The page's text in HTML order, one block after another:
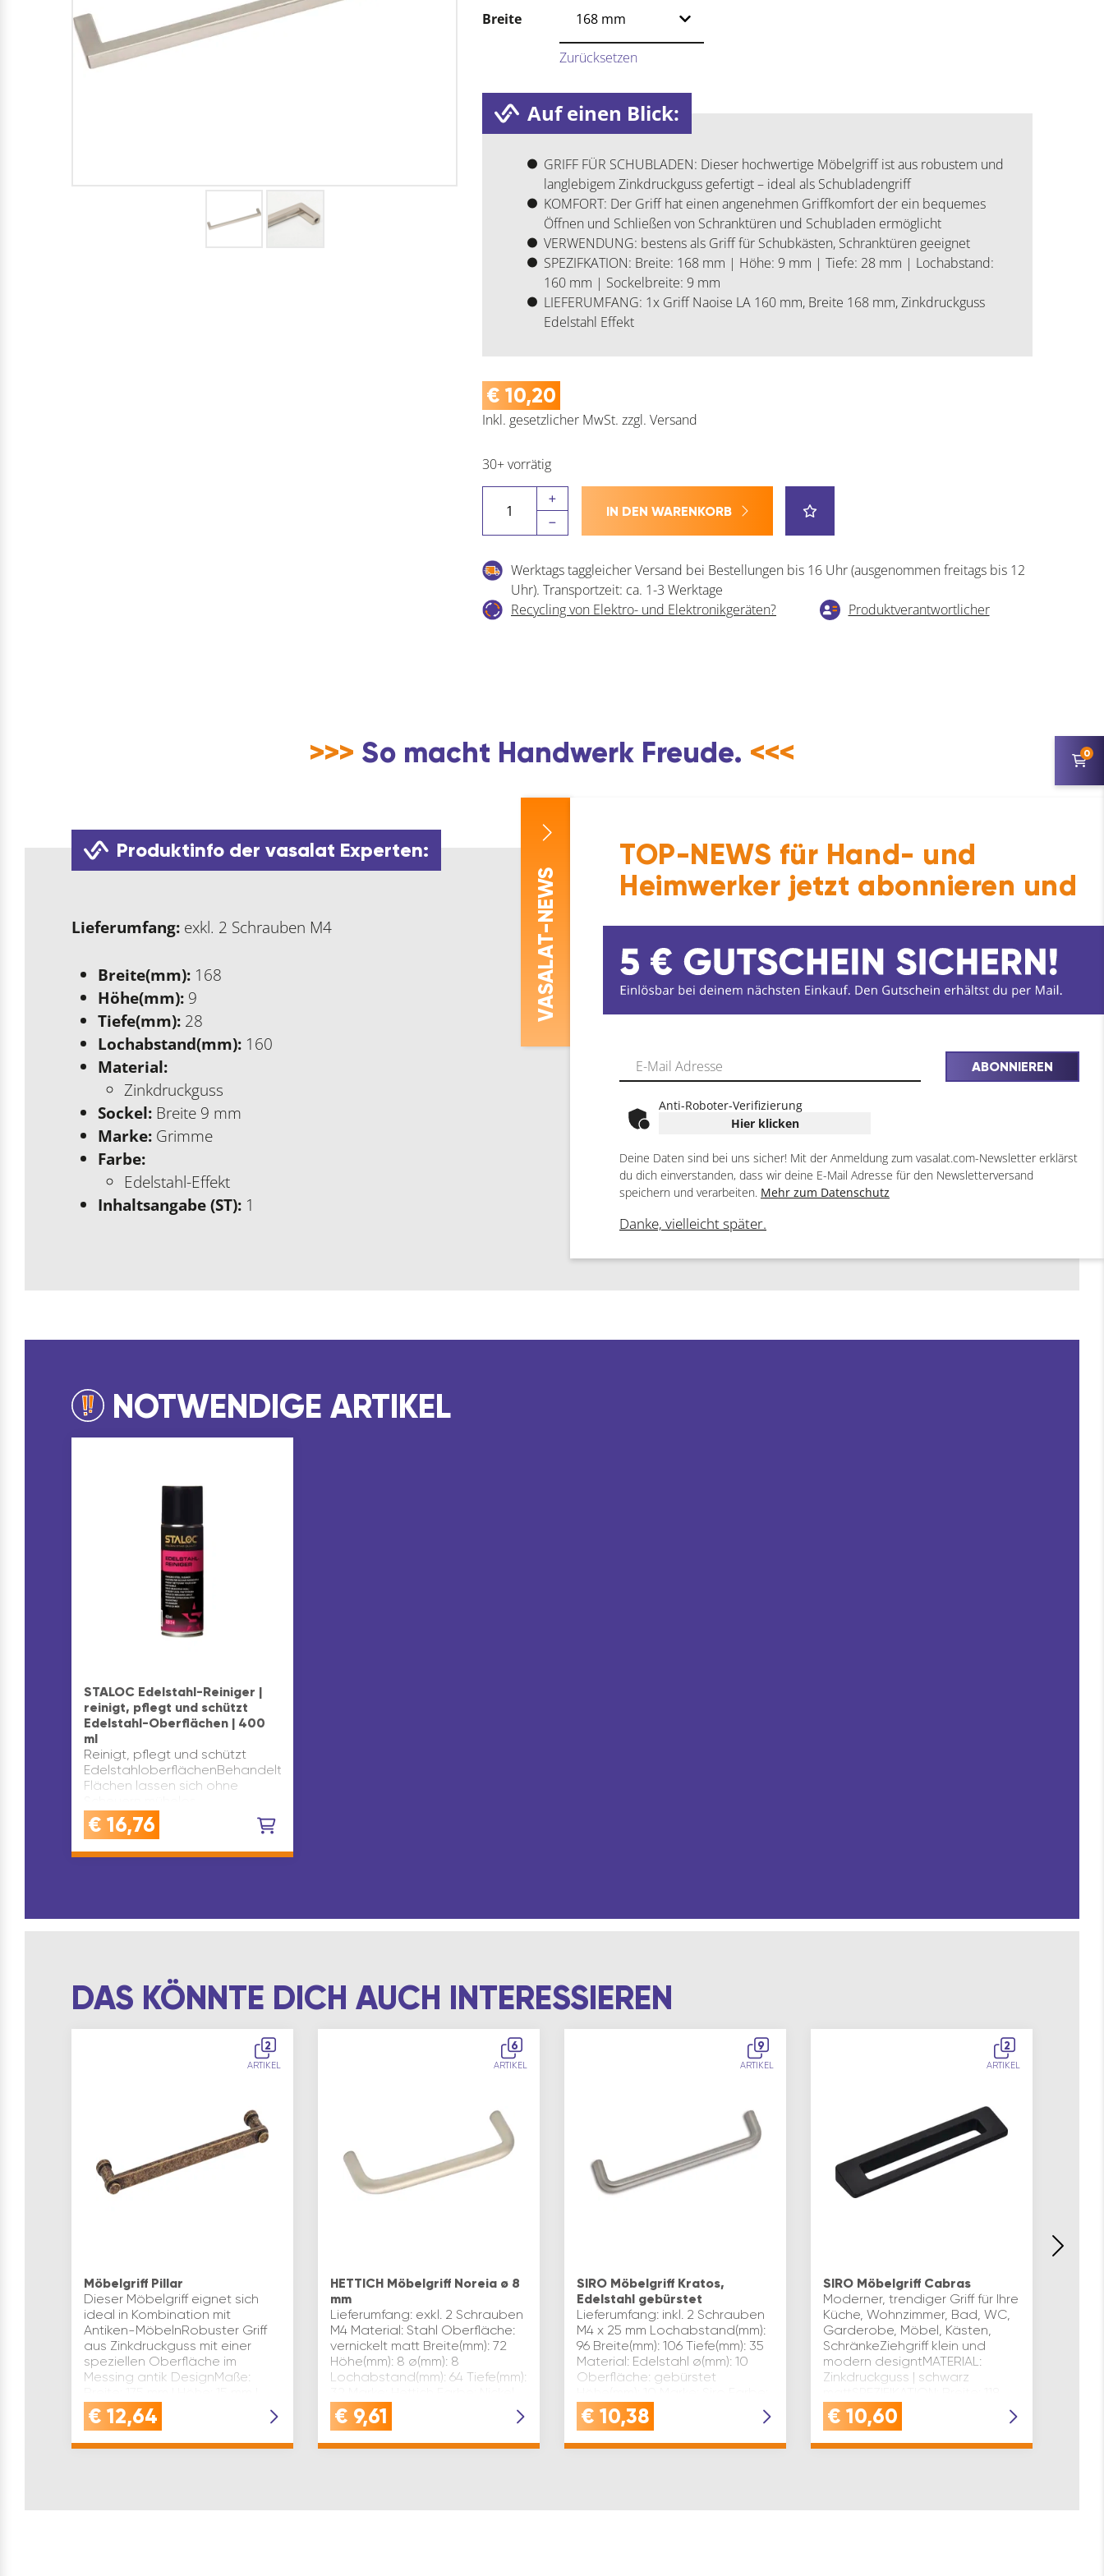
Breite
Zurücksetzen
Auf einen Blick:
GRIFF FÜR SCHUBLADEN: Dieser hochwertige Möbelgriff ist aus robustem und
langlebigem Zinkdruckguss gefertigt – ideal als Schubladengriff
KOMFORT: Der Griff hat einen angenehmen Griffkomfort der ein bequemes
Öffnen und Schließen von Schranktüren und Schubladen ermöglicht
VERWENDUNG: bestens als Griff für Schubkästen, Schranktüren geeignet
SPEZIFKATION: Breite: 168 mm | Höhe: 9 mm | Tiefe: 28 mm | Lochabstand:
160 mm | Sockelbreite: 9 mm
LIEFERUMFANG: 1x Griff Naoise LA 160 mm, Breite 168 mm, Zinkdruckguss
Edelstahl Effekt
€ 10,20
Inkl. gesetzlicher MwSt. zzgl. Versand
30+ vorrätig
Naoise
Menge
IN DEN WARENKORB
Werktags taggleicher Versand bei Bestellungen bis 16 Uhr (ausgenommen freitags bis 12
Uhr). Transportzeit: ca. 1-3 Werktage
Recycling von Elektro- und Elektronikgeräten?
Produktverantwortlicher
>>> So macht Handwerk Freude. <<<
Produktinfo der vasalat Experten:
Lieferumfang: exkl. 2 Schrauben M4
Breite(mm): 168
Höhe(mm): 9
Tiefe(mm): 28
Lochabstand(mm): 160
Material:
Zinkdruckguss
Sockel: Breite 9 mm
Marke: Grimme
Farbe:
Edelstahl-Effekt
Inhaltsangabe (ST): 1
NOTWENDIGE ARTIKEL
STALOC Edelstahl-Reiniger |
reinigt, pflegt und schützt
Edelstahl-Oberflächen | 400
ml
Reinigt, pflegt und schützt
EdelstahloberflächenBehandelte
Flächen lassen sich ohne
reinigenleicht anwendbar und
sehr sparsam im GebrauchDer
€ 16,76
DAS KÖNNTE DICH AUCH INTERESSIEREN
2
ARTIKEL
Möbelgriff Pillar
Dieser Möbelgriff eignet sich
ideal in Kombination mit
Antiken-MöbelnRobuster Griff
aus Zinkdruckguss mit einer
speziellen Oberfläche im
Messing antik DesignMaße:
Tie…
€ 12,64
6
ARTIKEL
HETTICH Möbelgriff Noreia ø 8
mm
Lieferumfang: exkl. 2 Schrauben
M4 Material: Stahl Oberfläche:
vernickelt matt Breite(mm): 72
Höhe(mm): 8 ø(mm): 8
Lochabstand(mm): 64 Tiefe(mm):
Inhaltsangabe (ST):…
€ 9,61
9
ARTIKEL
SIRO Möbelgriff Kratos,
Edelstahl gebürstet
Lieferumfang: inkl. 2 Schrauben
M4 x 25 mm Lochabstand(mm):
96 Breite(mm): 106 Tiefe(mm): 35
Material: Edelstahl ø(mm): 10
Oberfläche: gebürstet
Edelstahl Inhaltsang…
€ 10,38
2
ARTIKEL
SIRO Möbelgriff Cabras
Moderner, trendiger Griff für Ihre
Küche, Wohnzimmer, Bad, WC,
Garderobe, Möbel, Kästen,
SchränkeZiehgriff klein und
modern designtMATERIAL:
Zinkdruckguss | schwarz
m…
€ 10,60
0
V
ASALAT
-NEWS
TOP-NEWS für Hand- und
Heimwerker jetzt abonnieren und
ABONNIEREN
Anti-Roboter-Verifizierung
Hier klicken
Deine Daten sind bei uns sicher! Mit der Anmeldung zum vasalat.com-Newsletter erklärst
du dich einverstanden, dass wir deine E-Mail Adresse für den Newsletterversand
speichern und verarbeiten. Mehr zum Datenschutz
Danke, vielleicht später.